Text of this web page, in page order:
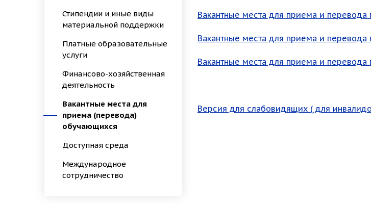
Стипендии и иные виды
материальной поддержки
Платные образовательные
услуги
Финансово-хозяйственная
деятельность
Вакантные места для
приема (перевода)
обучающихся
Доступная среда
Международное
сотрудничество
Вакантные места для приема и перевода
Вакантные места для приема и перевода
Вакантные места для приема и перевода
Версия для слабовидящих ( для